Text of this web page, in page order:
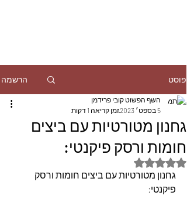
פוסט הרשמה
גחנון מטורטיות עם ביצים
חומות ורסק פיקנטי:
השף הפשוט קובי פרידמן
5 בספט׳ 2023
זמן קריאה 1 דקות
דירוג של NaN מתוך 5 כוכבים
גחנון מטורטיות עם ביצים חומות ורסק
פיקנטי: